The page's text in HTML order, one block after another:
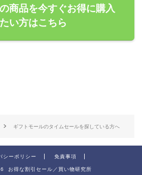
商品を今すぐお得に購入
い方はこちら
ギフトモールのタイムセールを探している方へ
シーポリシー 免責事項
お得な割引セール／買い物研究所